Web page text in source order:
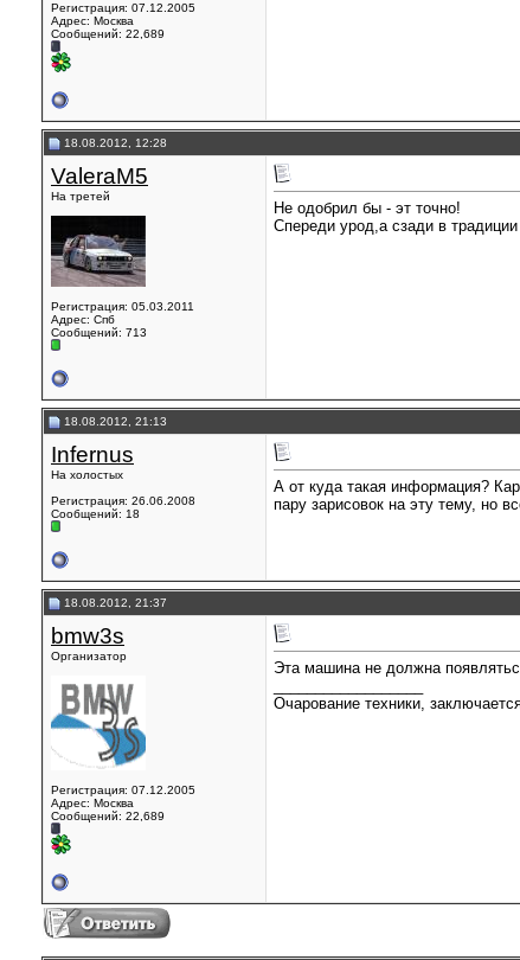
Регистрация: 07.12.2005
Адрес: Москва
Сообщений: 22,689
18.08.2012, 12:28
ValeraM5
На третей
Регистрация: 05.03.2011
Адрес: Спб
Сообщений: 713
Не одобрил бы - эт точно!
Спереди урод,а сзади в
18.08.2012, 21:13
Infernus
На холостых
Регистрация: 26.06.2008
Сообщений: 18
А от куда такая информация?
пару зарисовок на эту тему, но
18.08.2012, 21:37
bmw3s
Организатор
Регистрация: 07.12.2005
Адрес: Москва
Сообщений: 22,689
Эта машина не должна
Очарование техники,